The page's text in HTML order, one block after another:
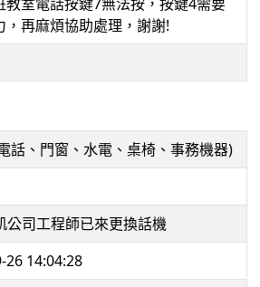
，再麻煩協助處理，謝謝!
話、門窗、水電、桌椅、事務機器)
公司工程師已來更換話機
26 14:04:28